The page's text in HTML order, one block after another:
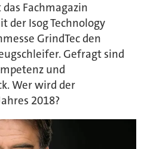
Fachmagazin
der Isog Technology
GrindTec den
Gefragt sind
und
Wer wird der
2018?